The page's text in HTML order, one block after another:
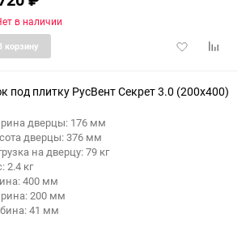
в наличии
Добавить
корзину
под плитку РусВент Секрет 3.0 (200x400)
дверцы: 176 мм
дверцы: 376 мм
на дверцу: 79 кг
2.4 кг
400 мм
200 мм
41 мм